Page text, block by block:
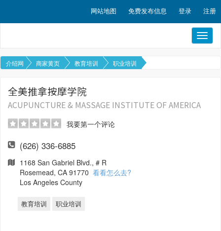
网站地图 免费发布信息 登录 注册
介绍网 商家黄页 教育培训 职业培训
全美推拿按摩学院
ACUPUNCTURE & MASSAGE INSTITUTE OF AMERICA
我要第一个评论
(626) 336-6885
1168 San Gabriel Blvd., # R
Rosemead, CA 91770 看看怎么去?
Los Angeles County
教育培训 职业培训